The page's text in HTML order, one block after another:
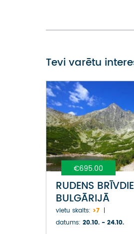
Tevi varētu
€695.00
RUDENS
BULGĀRIJĀ
vietu skaits: >7
datums: 20.10. - 24.10.